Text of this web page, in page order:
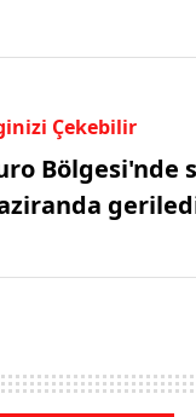
Çekebilir
Bölgesi'nde